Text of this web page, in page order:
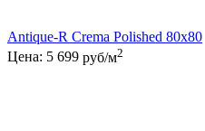
Antique-R Crema Polished 80x80
Цена: 5 699 руб/м2